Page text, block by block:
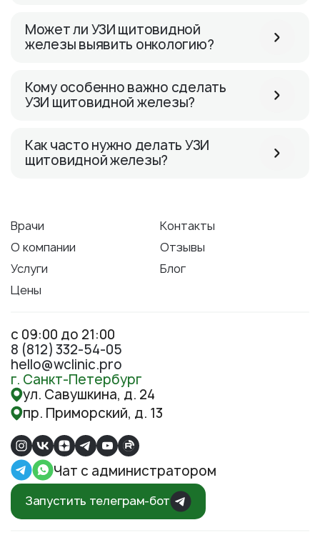
Может ли УЗИ щитовидной
железы выявить онкологию?
Кому особенно важно сделать
УЗИ щитовидной железы?
Как часто нужно делать УЗИ
щитовидной железы?
Врачи
Контакты
О компании
Отзывы
Услуги
Блог
Цены
с 09:00 до 21:00
8 (812) 332-54-05
hello@wclinic.pro
г. Санкт-Петербург
ул. Савушкина, д. 24
пр. Приморский, д. 13
Чат с администратором
Запустить телеграм-бот